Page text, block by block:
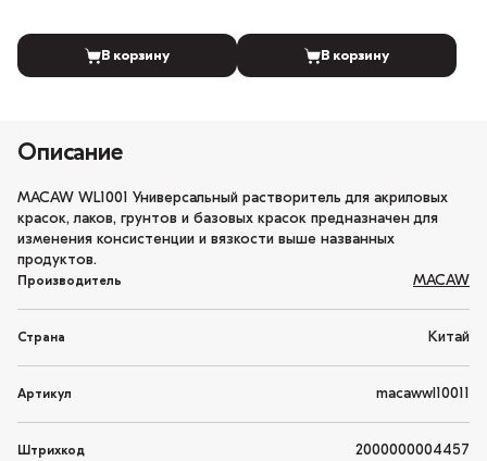
В корзину В корзину
Описание
MACAW WL1001 Универсальный растворитель для акриловых
красок, лаков, грунтов и базовых красок предназначен для
изменения консистенции и вязкости выше названных
продуктов.
Производитель MACAW
Страна Китай
Артикул macawwl10011
Штрихкод 2000000004457